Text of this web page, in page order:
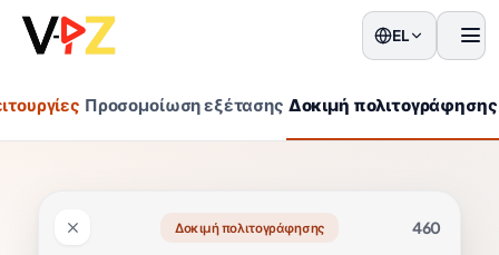
EL
Προσομοίωση εξέτασης Δοκιμή πολιτογράφησης
Δοκιμή πολιτογράφησης 460